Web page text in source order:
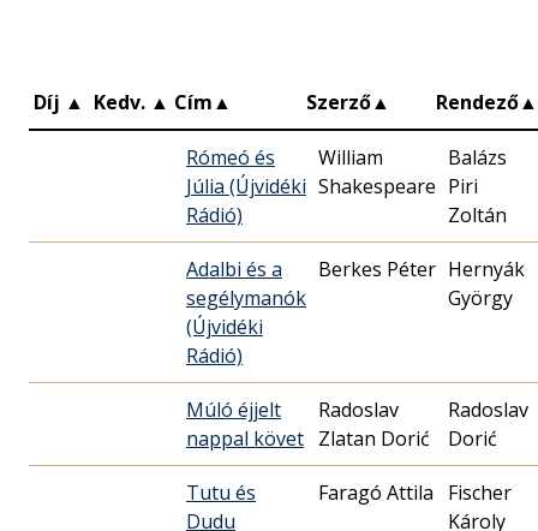
Díj ▲ Kedv. ▲ Cím▲ Szerző▲ Rendező▲
Rómeó és
Júlia (Újvidéki
Rádió)
William
Shakespeare
Balázs
Piri
Zoltán
Adalbi és a
segélymanók
(Újvidéki
Rádió)
Berkes Péter Hernyák
György
Múló éjjelt
nappal követ
Radoslav
Zlatan Dorić
Radoslav
Dorić
Tutu és
Dudu
Faragó Attila
Fischer
Károly